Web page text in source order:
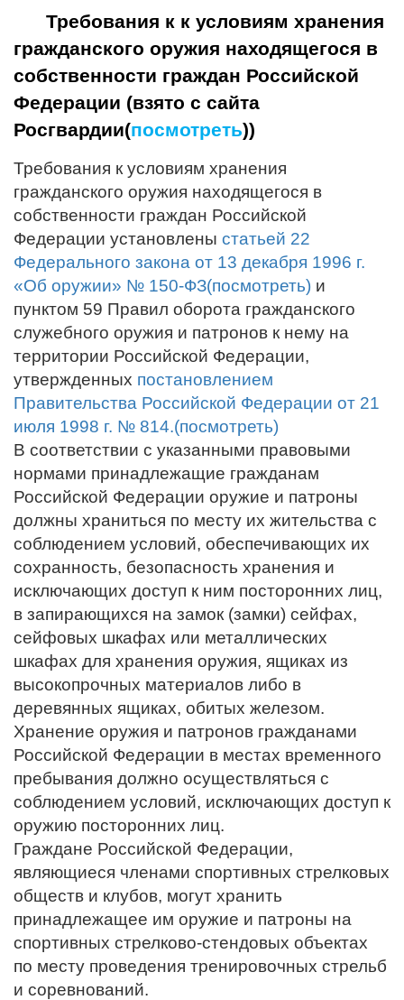
Требования к к условиям хранения
гражданского оружия находящегося в
собственности граждан Российской
Федерации (взято с сайта
Росгвардии(посмотреть))
Требования к условиям хранения
гражданского оружия находящегося в
собственности граждан Российской
Федерации установлены статьей 22
Федерального закона от 13 декабря 1996 г.
«Об оружии» № 150-ФЗ(посмотреть) и
пунктом 59 Правил оборота гражданского
служебного оружия и патронов к нему на
территории Российской Федерации,
утвержденных постановлением
Правительства Российской Федерации от 21
июля 1998 г. № 814.(посмотреть)
В соответствии с указанными правовыми
нормами принадлежащие гражданам
Российской Федерации оружие и патроны
должны храниться по месту их жительства с
соблюдением условий, обеспечивающих их
сохранность, безопасность хранения и
исключающих доступ к ним посторонних лиц,
в запирающихся на замок (замки) сейфах,
сейфовых шкафах или металлических
шкафах для хранения оружия, ящиках из
высокопрочных материалов либо в
деревянных ящиках, обитых железом.
Хранение оружия и патронов гражданами
Российской Федерации в местах временного
пребывания должно осуществляться с
соблюдением условий, исключающих доступ к
оружию посторонних лиц.
Граждане Российской Федерации,
являющиеся членами спортивных стрелковых
обществ и клубов, могут хранить
принадлежащее им оружие и патроны на
спортивных стрелково-стендовых объектах
по месту проведения тренировочных стрельб
и соревнований.